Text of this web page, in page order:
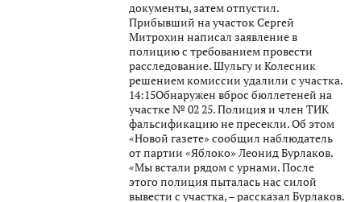
документы, затем отпустил.
Прибывший на участок Сергей
Митрохин написал заявление в
полицию с требованием провести
расследование. Шульгу и Колесник
решением комиссии удалили с участка.
14:15Обнаружен вброс бюллетеней на
участке № 02 25. Полиция и член ТИК
фальсификацию не пресекли. Об этом
«Новой газете» сообщил наблюдатель
от партии «Яблоко» Леонид Бурлаков.
«Мы встали рядом с урнами. После
этого полиция пыталась нас силой
вывести с участка, – рассказал Бурлаков.